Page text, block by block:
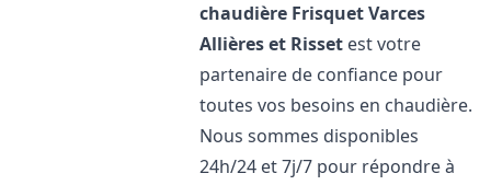
chaudière FrisquetVarces
Allières et Risset est votre
partenaire de confiance pour
toutes vos besoins en chaudière.
Nous sommes disponibles
24h/24 et 7j/7 pour répondre à